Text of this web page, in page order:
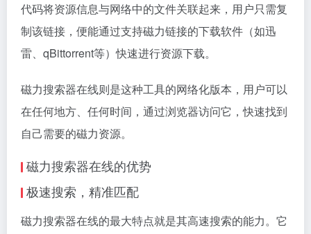
代码将资源信息与网络中的文件关联起来，用户只需复
制该链接，便能通过支持磁力链接的下载软件（如迅
雷、qBittorrent等）快速进行资源下载。
磁力搜索器在线则是这种工具的网络化版本，用户可以
在任何地方、任何时间，通过浏览器访问它，快速找到
自己需要的磁力资源。
磁力搜索器在线的优势
极速搜索，精准匹配
磁力搜索器在线的最大特点就是其高速搜索的能力。它